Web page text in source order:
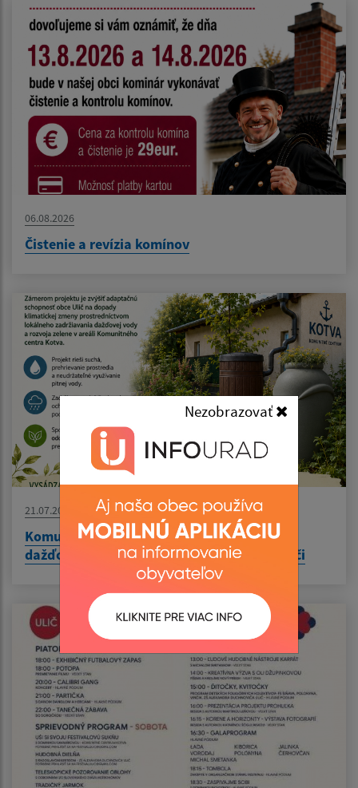
Nezobrazovať
06.08.2026
Čistenie a revízia komínov
21.07.2026
Komunitná záhrada KOTVA - Zelená kotva -
dažďová voda pre komunitnú záhradu v Uliči